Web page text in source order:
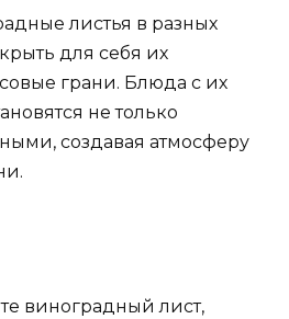
листья в разных
для себя их
грани. Блюда с их
не только
создавая атмосферу
виноградный лист,